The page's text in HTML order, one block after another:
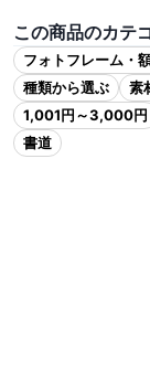
この商品のカテ
フォトフレーム・
種類から選ぶ
素
1,001円～3,000円
書道